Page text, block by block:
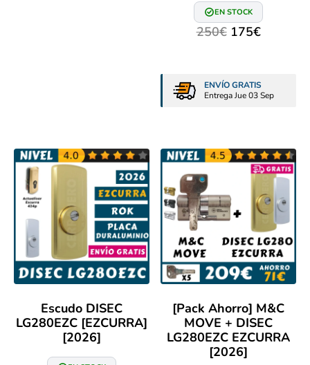
EN STOCK
250€ 175€
ENVÍO GRATIS
Entrega Jue 03 Sep
Escudo DISEC
LG280EZC [EZCURRA]
[2026]
[Pack Ahorro] M&C
MOVE + DISEC
LG280EZC EZCURRA
[2026]